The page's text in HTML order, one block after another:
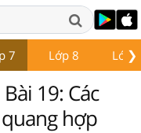
❯
7 Lớp 8 Lớp
19: Các
hợp